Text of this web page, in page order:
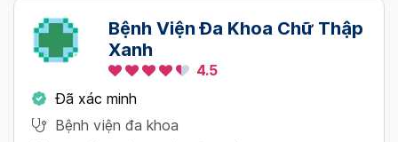
Bệnh Viện Đa Khoa Chữ Thập
Xanh
4.5
Đã xác minh
Bệnh viện đa khoa